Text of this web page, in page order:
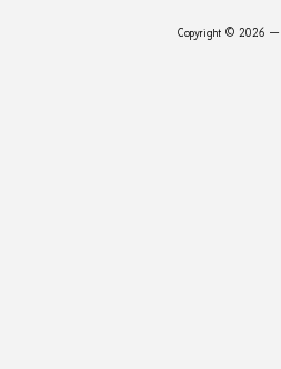
Copyright © 2026 —